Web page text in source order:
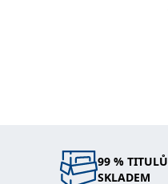
99 % TITULŮ
SKLADEM